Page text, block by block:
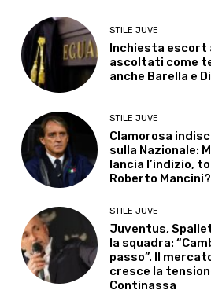
STILE JUVE
Inchiesta escort
ascoltati come
anche Barella e
STILE JUVE
Clamorosa
sulla Nazionale:
lancia l’indizio,
Roberto Mancini?
STILE JUVE
Juventus,
la squadra:
passo”. Il
cresce la
Continassa